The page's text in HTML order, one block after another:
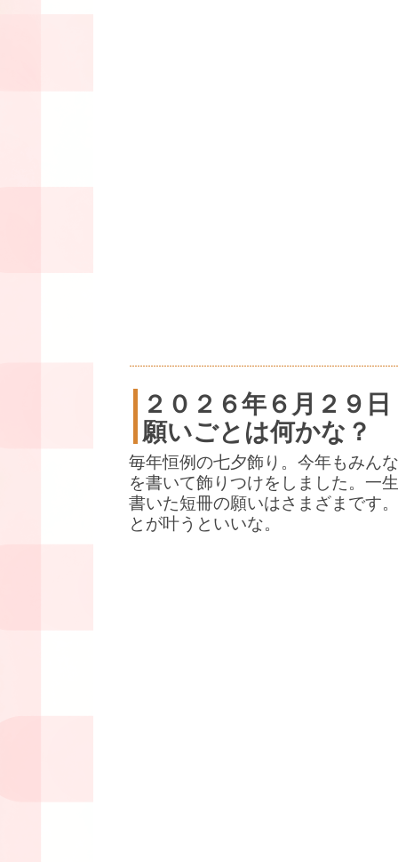
２０２６年６月２９日
願いごとは何かな？
毎年恒例の七夕飾り。今年もみん
を書いて飾りつけをしました。一
書いた短冊の願いはさまざまです
とが叶うといいな。